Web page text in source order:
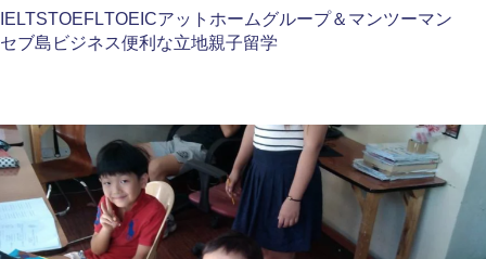
IELTSTOEFLTOEICアットホームグループ＆マンツーマン
セブ島 ビジネス便利な立地親子留学